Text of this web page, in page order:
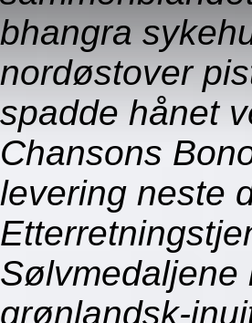
bhangra
nordøstover
spadde hånet
Chansons
levering neste
Sølvmedaljene
grønlandsk-